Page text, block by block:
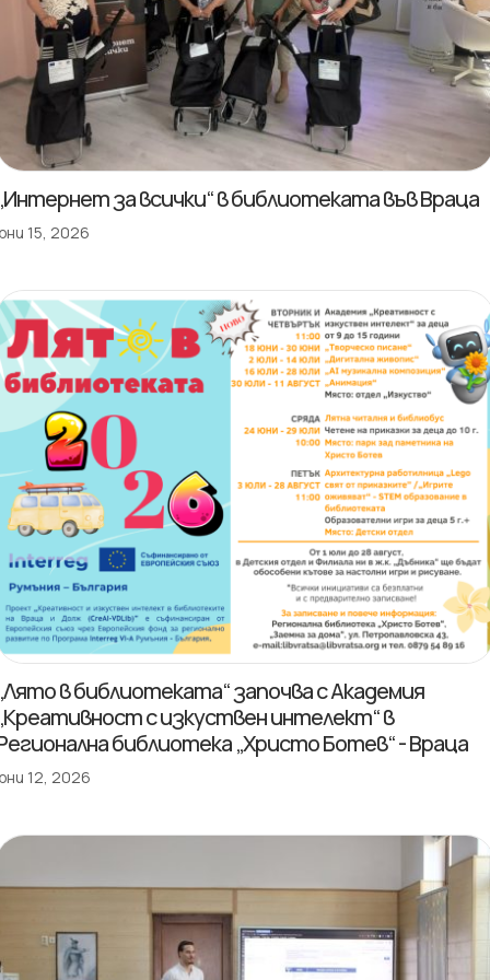
за всички“ в библиотеката във Враца
15, 2026
в библиотеката“ започва с Академия
с изкуствен интелект“ в
библиотека „Христо Ботев“ - Враца
12, 2026